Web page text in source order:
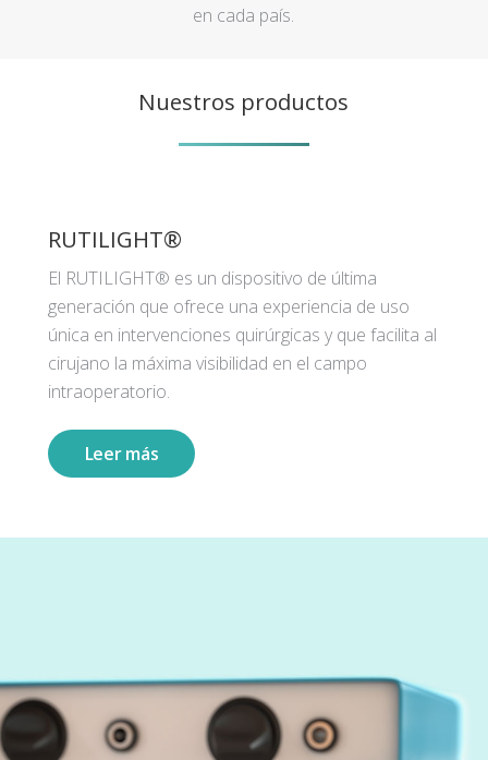
en cada país.
Nuestros productos
RUTILIGHT®
El RUTILIGHT® es un dispositivo de última
generación que ofrece una experiencia de uso
única en intervenciones quirúrgicas y que facilita al
cirujano la máxima visibilidad en el campo
intraoperatorio.
Leer más